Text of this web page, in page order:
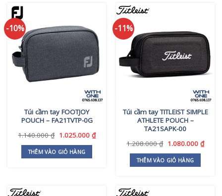
-10%
Túi cầm tay FOOTJOY
POUCH – FA21TVTP-0G
1.140.000₫ Giá
là:
1.140.000 ₫.
1.025.000 ₫Giá
1.025.000 ₫.
THÊM VÀO GIỎ HÀNG
-11%
Túi cầm tay TITLEIST SIMPLE
ATHLETE POUCH –
TA21SAPK-00
1.208.000₫ Giá
là:
1.208.000 ₫.
1.080.000 ₫Giá
THÊM VÀO GIỎ HÀNG